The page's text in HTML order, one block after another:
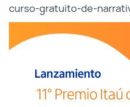
curso-gratuito-de-